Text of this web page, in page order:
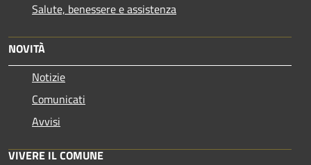
Salute, benessere e assistenza
NOVITÀ
Notizie
Comunicati
Avvisi
VIVERE IL COMUNE